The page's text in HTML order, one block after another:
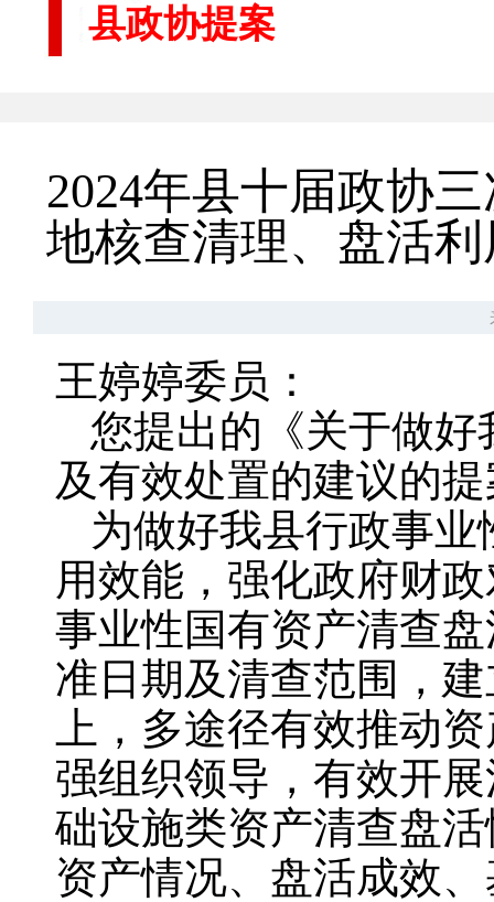
县政协提案
2024年县十届政协
地核查清理、盘活
王婷婷委员：
您提出的《关于做
及有效处置的建议的
为做好我县行政事
用效能，强化政府财
事业性国有资产清查
准日期及清查范围，
上，多途径有效推动
强组织领导，有效开
础设施类资产清查盘
资产情况、盘活成效